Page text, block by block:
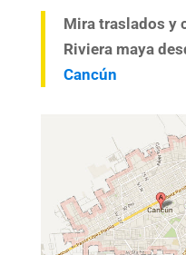
Mira traslados y
Riviera maya
Cancún